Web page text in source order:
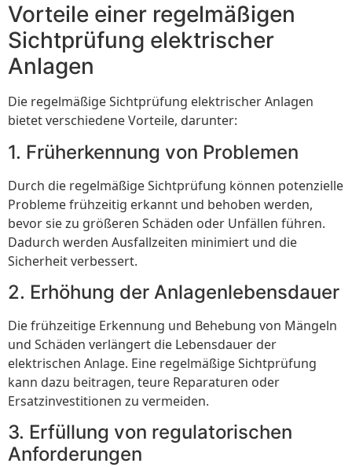
Vorteile einer regelmäßigen
Sichtprüfung elektrischer
Anlagen
Die regelmäßige Sichtprüfung elektrischer Anlagen
bietet verschiedene Vorteile, darunter:
1. Früherkennung von Problemen
Durch die regelmäßige Sichtprüfung können potenzielle
Probleme frühzeitig erkannt und behoben werden,
bevor sie zu größeren Schäden oder Unfällen führen.
Dadurch werden Ausfallzeiten minimiert und die
Sicherheit verbessert.
2. Erhöhung der Anlagenlebensdauer
Die frühzeitige Erkennung und Behebung von Mängeln
und Schäden verlängert die Lebensdauer der
elektrischen Anlage. Eine regelmäßige Sichtprüfung
kann dazu beitragen, teure Reparaturen oder
Ersatzinvestitionen zu vermeiden.
3. Erfüllung von regulatorischen
Anforderungen